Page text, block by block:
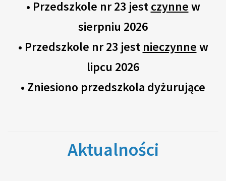
• Przedszkole nr 23 jestczynnew
sierpniu 2026
• Przedszkole nr 23 jest nieczynnew
lipcu 2026
• Zniesiono przedszkola dyżurujące
Aktualności